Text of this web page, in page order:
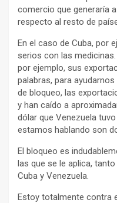
comercio que generaría
respecto al resto de
En el caso de Cuba, por
serios con las
por ejemplo, sus
palabras, para
de bloqueo, las
y han caído a
dólar que Venezuela
estamos hablando son
El bloqueo es
las que se le aplica,
Cuba y Venezuela.
Estoy totalmente contra